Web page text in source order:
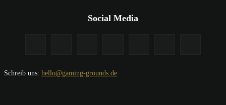
Social Media
Schreib uns: hello@gaming-grounds.de